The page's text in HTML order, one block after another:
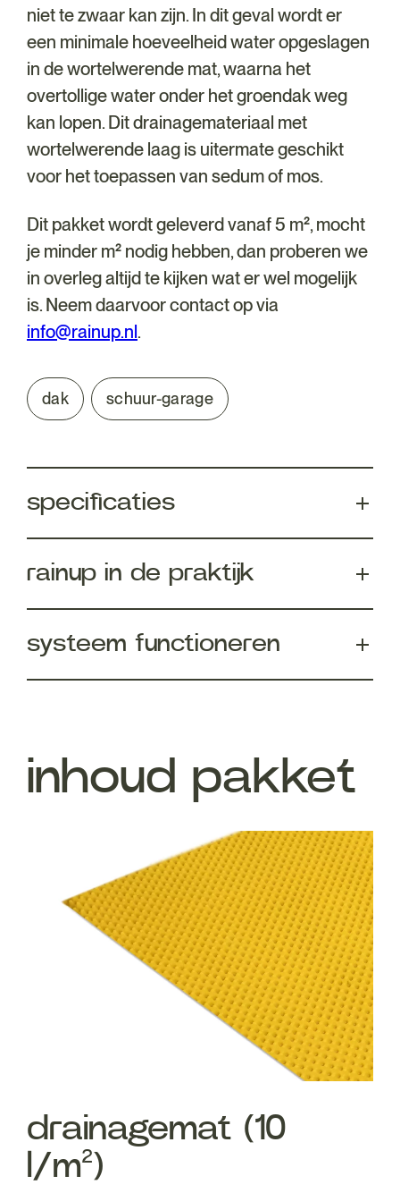
niet te zwaar kan zijn. In dit geval wordt er
een minimale hoeveelheid water opgeslagen
in de wortelwerende mat, waarna het
overtollige water onder het groendak weg
kan lopen. Dit drainagemateriaal met
wortelwerende laag is uitermate geschikt
voor het toepassen van sedum of mos.
Dit pakket wordt geleverd vanaf 5 m², mocht
je minder m² nodig hebben, dan proberen we
in overleg altijd te kijken wat er wel mogelijk
is. Neem daarvoor contact op via
info@rainup.nl.
dak schuur-garage
specificaties
rainup in de praktijk
systeem functioneren
inhoud pakket
drainagemat (10
l/m²)